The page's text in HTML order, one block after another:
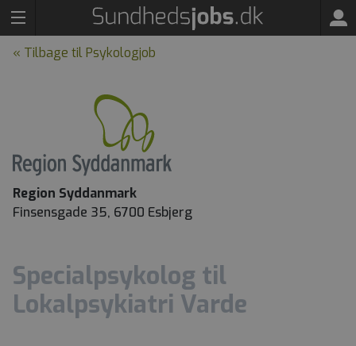
« Tilbage til Psykologjob
Region Syddanmark
Finsensgade 35, 6700 Esbjerg
Specialpsykolog til
Lokalpsykiatri Varde